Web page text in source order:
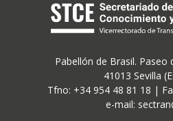
Pabellón de Brasil. Paseo
41013 Sevilla
Tfno: +34 954 48 81 18 |
e-mail: